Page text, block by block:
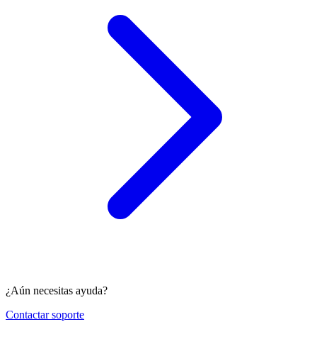
¿Aún necesitas ayuda?
Contactar soporte